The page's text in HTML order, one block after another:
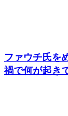
ファウチ氏を
禍で何が起き